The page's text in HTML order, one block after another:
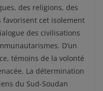
des religions, des
cet isolement
des civilisations
D’un
témoins de la volonté
La détermination
du Sud-Soudan